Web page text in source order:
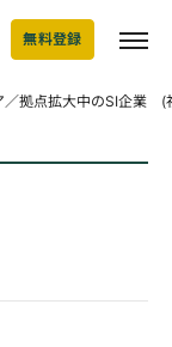
無料登録
／拠点拡大中のSI企業 (